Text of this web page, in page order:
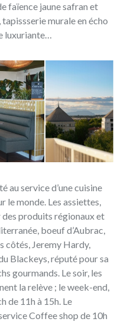
faïence jaune safran et
murale en écho
luxuriante…
au service d’une cuisine
le monde. Les assiettes,
produits régionaux et
boeuf d’Aubrac,
côtés, Jeremy Hardy,
Blackeys, réputé pour sa
gourmands. Le soir, les
la relève ; le week-end,
de 11h à 15h. Le
Coffee shop de 10h